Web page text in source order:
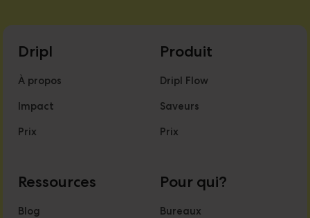
Dripl
À propos
Impact
Prix
Produit
Dripl Flow
Saveurs
Prix
Ressources
Blog
Pour qui?
Bureaux